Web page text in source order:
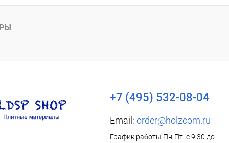
+7 (495) 532-08-04
Email: order@holzcom.ru
График работы Пн-Пт: с 9:30 до